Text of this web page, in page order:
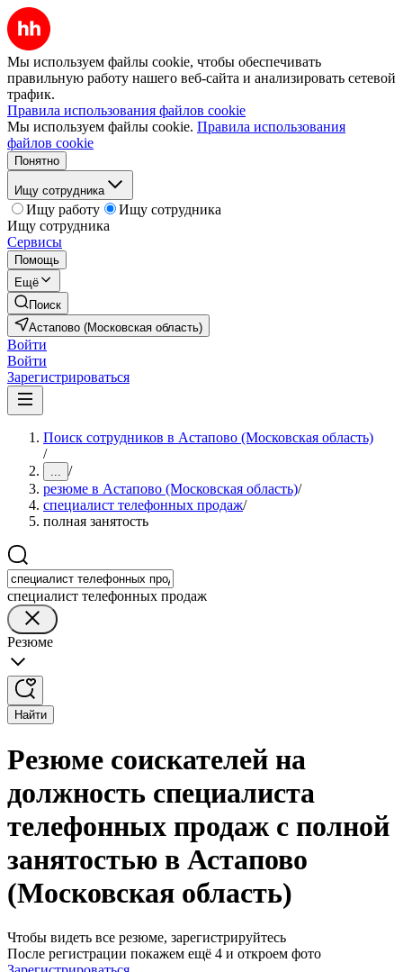
Мы используем файлы cookie, чтобы обеспечивать
правильную работу нашего веб-сайта и анализировать сетевой
трафик.
Правила использования файлов cookie
Мы используем файлы cookie. Правила использования
файлов cookie
Понятно
Ищу сотрудника
Ищу работу
Ищу сотрудника
Ищу сотрудника
Сервисы
Помощь
Ещё
Поиск
Астапово (Московская область)
Войти
Войти
Зарегистрироваться
Поиск сотрудников в Астапово (Московская область)
/
... /
резюме в Астапово (Московская область)/
специалист телефонных продаж/
полная занятость
специалист телефонных продаж
Резюме
Найти
Резюме соискателей на
должность специалиста
телефонных продаж с полной
занятостью в Астапово
(Московская область)
Чтобы видеть все резюме, зарегистрируйтесь
После регистрации покажем ещё 4 и откроем фото